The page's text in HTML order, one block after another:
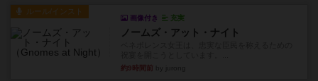
ルール/インスト
画像付き 充実
ノームズ・アット・ナイト
約9時間前